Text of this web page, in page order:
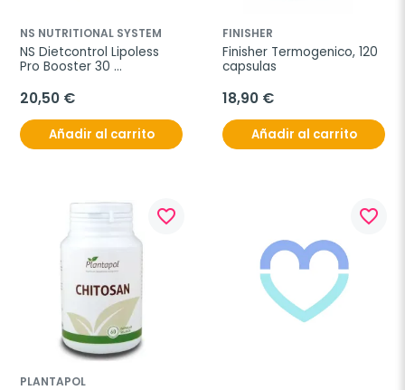
NS NUTRITIONAL SYSTEM
NS Dietcontrol Lipoless
Pro Booster 30
20,50 €
Añadir al carrito
FINISHER
Finisher Termogenico, 120
capsulas
18,90 €
Añadir al carrito
favorite_border
PLANTAPOL
favorite_border